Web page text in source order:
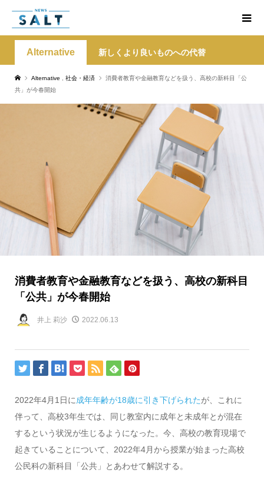
Alternative 新しくより良いものへの代替
Alternative 社会・経済
消費者教育や金融教育などを扱う、高校の新科目「公
共」が今春開始
消費者教育や金融教育などを扱う、高校の新科目
「公共」が今春開始
井上 莉沙 2022.06.13
2022年4月1日に成年年齢が18歳に引き下げられたが、これに
伴って、高校3年生では、同じ教室内に成年と未成年とが混在
するという状況が生じるようになった。今、高校の教育現場で
起きていることについて、2022年4月から授業が始まった高校
公民科の新科目「公共」とあわせて解説する。